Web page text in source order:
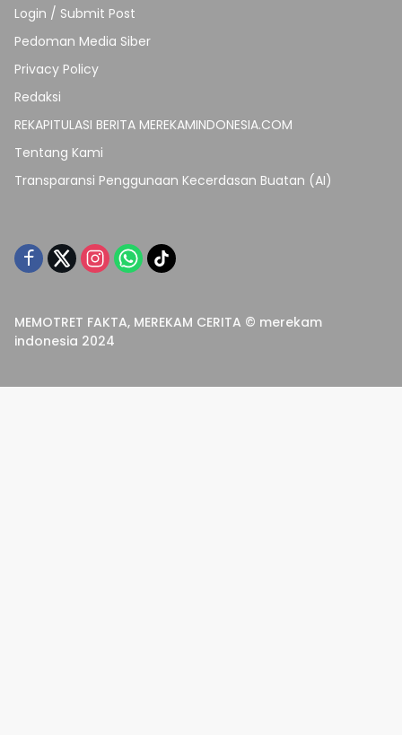
Login / Submit Post
Pedoman Media Siber
Privacy Policy
Redaksi
REKAPITULASI BERITA MEREKAMINDONESIA.COM
Tentang Kami
Transparansi Penggunaan Kecerdasan Buatan (AI)
MEMOTRET FAKTA, MEREKAM CERITA © merekam
indonesia 2024